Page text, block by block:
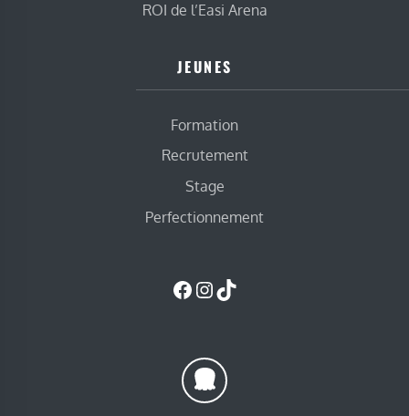
ROI de l’Easi Arena
JEUNES
Formation
Recrutement
Stage
Perfectionnement
Facebook
Instagram
TikTok